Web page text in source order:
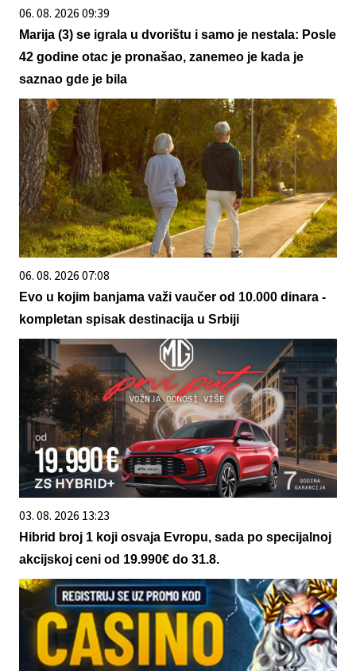
06. 08. 2026 09:39
Marija (3) se igrala u dvorištu i samo je nestala: Posle
42 godine otac je pronašao, zanemeo je kada je
saznao gde je bila
06. 08. 2026 07:08
Evo u kojim banjama važi vaučer od 10.000 dinara -
kompletan spisak destinacija u Srbiji
03. 08. 2026 13:23
Hibrid broj 1 koji osvaja Evropu, sada po specijalnoj
akcijskoj ceni od 19.990€ do 31.8.